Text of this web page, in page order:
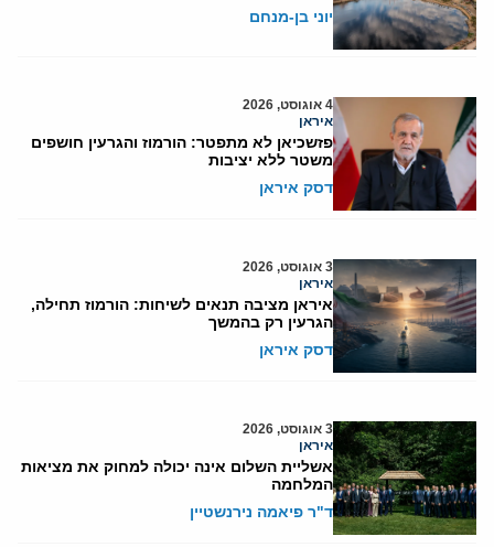
יוני בן-מנחם
4 אוגוסט, 2026
איראן
פזשכיאן לא מתפטר: הורמוז והגרעין חושפים
משטר ללא יציבות
דסק איראן
3 אוגוסט, 2026
איראן
איראן מציבה תנאים לשיחות: הורמוז תחילה,
הגרעין רק בהמשך
דסק איראן
3 אוגוסט, 2026
איראן
אשליית השלום אינה יכולה למחוק את מציאות
המלחמה
ד"ר פיאמה נירנשטיין